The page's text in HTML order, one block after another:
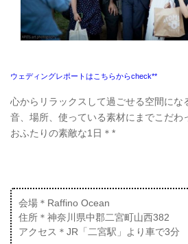
ウェディングレポートはこちらからcheck**
心からリラックスして過ごせる空間にな
音、場所、使っている素材にまでこだわ
おふたりの素敵な1日＊*
会場＊Raffino Ocean
住所＊神奈川県中郡二宮町山西382
アクセス＊JR「二宮駅」より車で3分